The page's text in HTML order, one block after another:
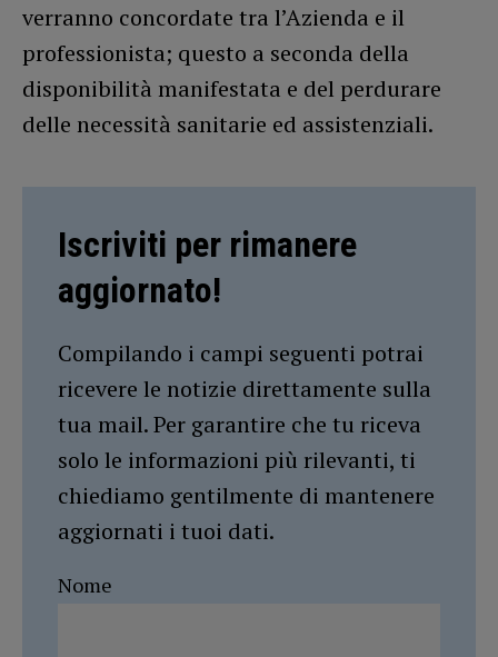
verranno concordate tra l’Azienda e il
professionista; questo a seconda della
disponibilità manifestata e del perdurare
delle necessità sanitarie ed assistenziali.
Iscriviti per rimanere
aggiornato!
Compilando i campi seguenti potrai
ricevere le notizie direttamente sulla
tua mail. Per garantire che tu riceva
solo le informazioni più rilevanti, ti
chiediamo gentilmente di mantenere
aggiornati i tuoi dati.
Nome